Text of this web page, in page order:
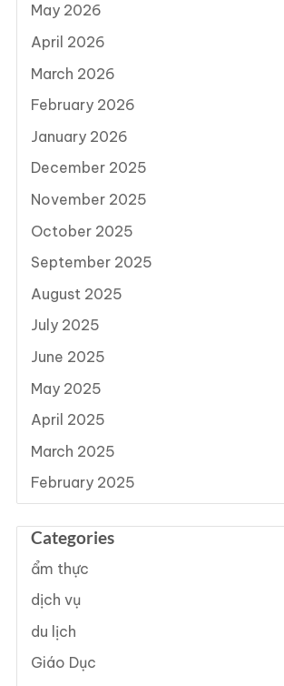
May 2026
April 2026
March 2026
February 2026
January 2026
December 2025
November 2025
October 2025
September 2025
August 2025
July 2025
June 2025
May 2025
April 2025
March 2025
February 2025
Categories
ẩm thực
dịch vụ
du lịch
Giáo Dục